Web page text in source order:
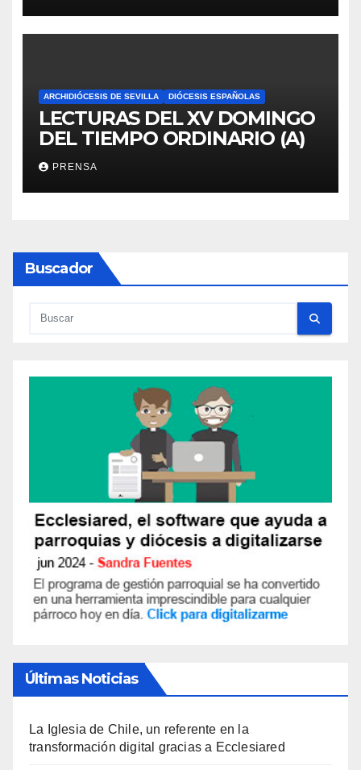
ARCHIDIÓCESIS DE SEVILLA DIÓCESIS ESPAÑOLAS
LECTURAS DEL XV DOMINGO
DEL TIEMPO ORDINARIO (A)
PRENSA
Buscador
Últimas Noticias
La Iglesia de Chile, un referente en la
transformación digital gracias a Ecclesiared